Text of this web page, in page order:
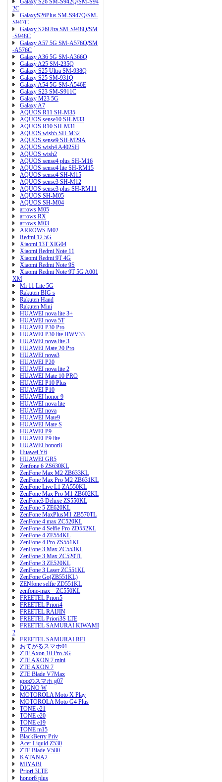
Galaxy S26 SM-S942Q/SM-S94
2C
GalaxyS26Plus SM-S947Q/SM-
S947C
Galaxy S26Ulra SM-S948Q/SM
-S948C
Galaxy A57 5G SM-A576Q/SM
-A576C
Galaxy A36 5G SM-A366Q
Galaxy A25 SM-235Q
Galaxy S25 Ultra SM-938Q
Galaxy S25 SM-931Q
Galaxy A54 5G SM-A546E
Galaxy S23 SM-S911C
Galaxy M23 5G
Galaxy A7
AQUOS R11 SH-M35
AQUOS sense10 SH-M33
AQUOS R10 SH-M31
AQUOS wish5 SH-M32
AQUOS sense9 SH-M29A
AQUOS wish4 A402SH
AQUOS wish2
AQUOS sense4 plus SH-M16
AQUOS sense4 lite SH-RM15
AQUOS sense4 SH-M15
AQUOS sense3 SH-M12
AQUOS sense3 plus SH-RM11
AQUOS SH-M05
AQUOS SH-M04
arrows M05
arrows RX
arrows M03
ARROWS M02
Redmi 12 5G
Xiaomi 13T XIG04
Xiaomi Redmi Note 11
Xiaomi Redmi 9T 4G
Xiaomi Redmi Note 9S
Xiaomi Redmi Note 9T 5G A001
XM
Mi 11 Lite 5G
Rakuten BIG s
Rakuten Hand
Rakuten Mini
HUAWEI nova lite 3+
HUAWEI nova 5T
HUAWEI P30 Pro
HUAWEI P30 lite HWV33
HUAWEI nova lite 3
HUAWEI Mate 20 Pro
HUAWEI nova3
HUAWEI P20
HUAWEI nova lite 2
HUAWEI Mate 10 PRO
HUAWEI P10 Plus
HUAWEI P10
HUAWEI honor 9
HUAWEI nova lite
HUAWEI nova
HUAWEI Mate9
HUAWEI Mate S
HUAWEI P9
HUAWEI P9 lite
HUAWEI honor8
Huawei Y6
HUAWEI GR5
Zenfone 6 ZS630KL
ZenFone Max M2 ZB633KL
ZenFone Max Pro M2 ZB631KL
ZenFone Live L1 ZA550KL
ZenFone Max Pro M1 ZB602KL
ZenFone3 Deluxe ZS550KL
ZenFone 5 ZE620KL
ZenFone MaxPlusM1 ZB570TL
ZenFone 4 max ZC520KL
ZenFone 4 Selfie Pro ZD552KL
ZenFone 4 ZE554KL
ZenFone 4 Pro ZS551KL
ZenFone 3 Max ZC553KL
ZenFone 3 Max ZC520TL
ZenFone 3 ZE520KL
ZenFone 3 Laser ZC551KL
ZenFone Go(ZB551KL)
ZENfone selfie ZD551KL
zenfone-max ZC550KL
FREETEL Priori5
FREETEL Priori4
FREETEL RAIJIN
FREETEL Priori3S LTE
FREETEL SAMURAI KIWAMI
2
FREETEL SAMURAI REI
おてがるスマホ01
ZTE Axon 10 Pro 5G
ZTE AXON 7 mini
ZTE AXON 7
ZTE Blade V7Max
gooのスマホ g07
DIGNO W
MOTOROLA Moto X Play
MOTOROLA Moto G4 Plus
TONE e21
TONE e20
TONE e19
TONE m15
BlackBerry Priv
Acer Liquid Z530
ZTE Blade V580
KATANA2
MIYABI
Priori 3LTE
honor6 plus